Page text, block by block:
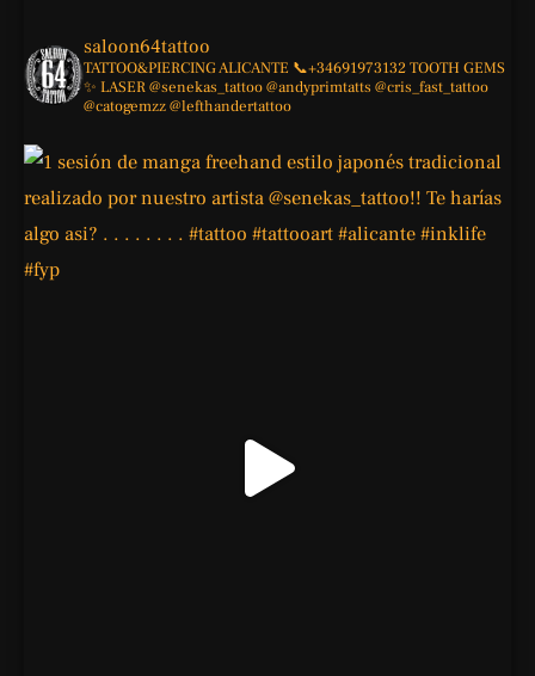
saloon64tattoo
TATTOO&PIERCINGALICANTE 📞+34691973132TOOTH GEMS
✨ LASER@senekas_tattoo@andyprimtatts @cris_fast_tattoo
@catogemzz@lefthandertattoo